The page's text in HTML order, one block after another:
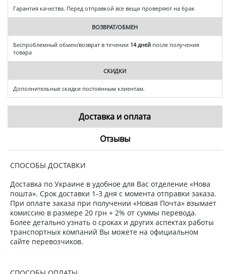
Гарантия качества. Перед отправкой все вещи проверяют на брак
ВОЗВРАТ/ОБМЕН
Беспроблемный обмен/возврат в течении 14 дней после получения
товара
СКИДКИ
Дополнительные скидки постоянным клиентам.
Доставка и оплата
Отзывы
СПОСОБЫ ДОСТАВКИ
Доставка по Украине в удобное для Вас отделение «Нова
пошта». Срок доставки 1-3 дня с момента отправки заказа.
При оплате заказа при получении «Новая Почта» взымает
комиссию в размере 20 грн + 2% от суммы перевода.
Более детально узнать о сроках и других аспектах работы
транспортных компаний Вы можете на официальном
сайте перевозчиков.